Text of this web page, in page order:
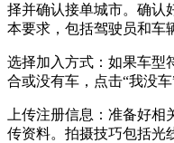
择并确认接单城市‌。确认
本要求，包括驾驶员和车
选择加入方式‌：如果车型
合或没有车，点击“我没车
上传注册信息‌：准备好
传资料。拍摄技巧包括光